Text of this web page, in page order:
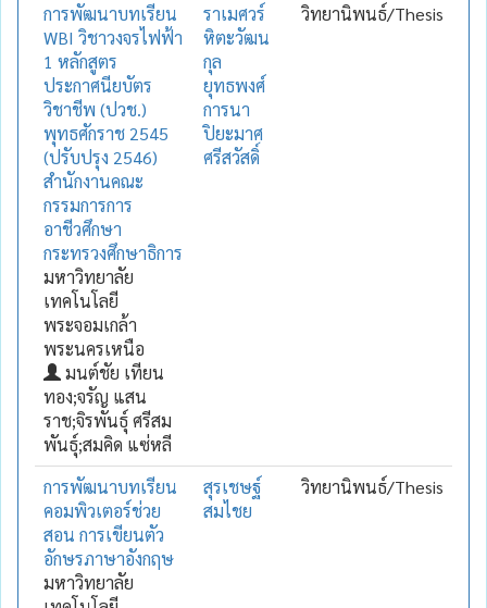
การพัฒนาบทเรียน
WBI วิชาวงจรไฟฟ้า
1 หลักสูตร
ประกาศนียบัตร
วิชาชีพ (ปวช.)
พุทธศักราช 2545
(ปรับปรุง 2546)
สำนักงานคณะ
กรรมการการ
อาชีวศึกษา
กระทรวงศึกษาธิการ
มหาวิทยาลัย
เทคโนโลยี
พระจอมเกล้า
พระนครเหนือ
มนต์ชัย เทียน
ทอง;จรัญ แสน
ราช;จิรพันธุ์ ศรีสม
พันธุ์;สมคิด แซ่หลี
ราเมศวร์
หิตะวัฒน
กุล
ยุทธพงศ์
การนา
ปิยะมาศ
ศรีสวัสดิ์
วิทยานิพนธ์/Thesis
การพัฒนาบทเรียน
คอมพิวเตอร์ช่วย
สอน การเขียนตัว
อักษรภาษาอังกฤษ
มหาวิทยาลัย
สุรเชษฐ์
สมไชย
วิทยานิพนธ์/Thesis